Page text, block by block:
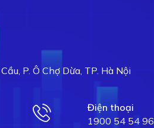
P. Ô Chợ Dừa, TP. Hà Nội
Điện thoại
1900 54 54 96